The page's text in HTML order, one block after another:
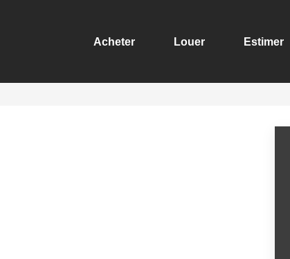
Acheter Louer Estimer